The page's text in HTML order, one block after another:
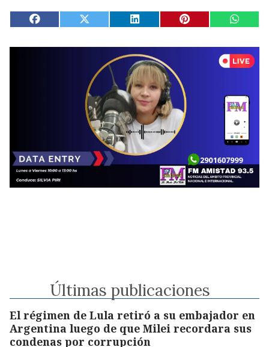
Últimas publicaciones
El régimen de Lula retiró a su embajador en
Argentina luego de que Milei recordara sus
condenas por corrupción